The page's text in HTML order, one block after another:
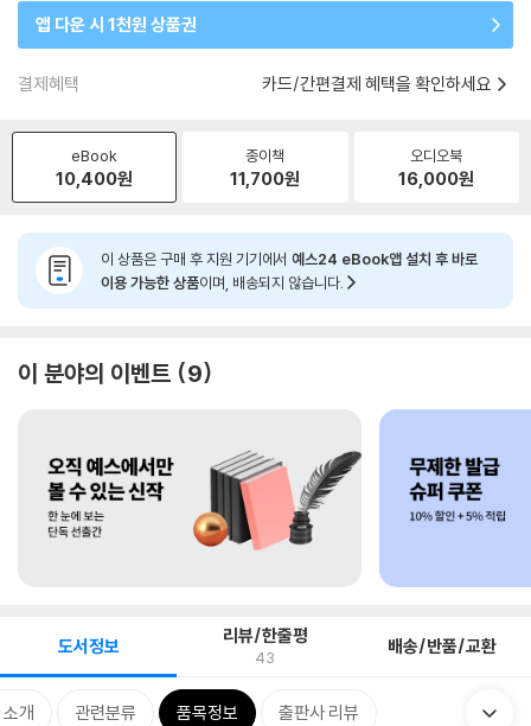
앱 다운 시 1천원 상품권
결제혜택 카드/간편결제 혜택을 확인하세요
eBook
10,400원
종이책
11,700원
오디오북
16,000원
이 상품은 구매 후 지원 기기에서 예스24 eBook앱 설치 후 바로
이용 가능한 상품이며, 배송되지 않습니다.
이 분야의 이벤트 9
도서정보 리뷰/한줄평
43 배송/반품/교환
개 관련분류 품목정보 출판사 리뷰